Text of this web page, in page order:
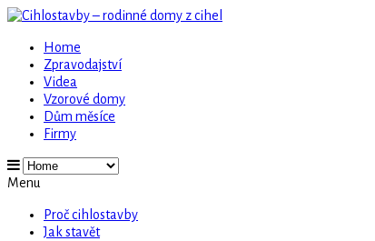
Home
Zpravodajství
Videa
Vzorové domy
Dům měsíce
Firmy
Menu
Proč cihlostavby
Jak stavět